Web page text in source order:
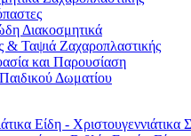
Διακοσμητικά
& Ταψιά Ζαχαροπλαστικής
και Παρουσίαση
Δωματίου
Είδη - Χριστουγεννιάτικα